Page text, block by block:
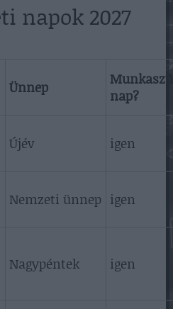
napok 2027
Ünnep
nap?
Újév igen
Nemzeti ünnep igen
Nagypéntek igen